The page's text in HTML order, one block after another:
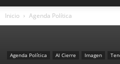
Inicio Agenda Política
Agenda Política Al Cierre Imagen